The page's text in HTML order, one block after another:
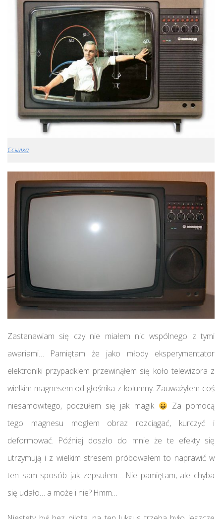
Ссылка
Zastanawiam się czy nie miałem nic wspólnego z tymi
awariami… Pamiętam że jako młody eksperymentator
elektroniki przypadkiem przewinąłem się koło telewizora z
wielkim magnesem od głośnika z kolumny. Zauważyłem coś
niesamowitego, poczułem się jak magik
Za pomocą
tego magnesu mogłem obraz rozciągać, kurczyć i
deformować. Później doszło do mnie że te efekty się
utrzymują i z wielkim stresem próbowałem to naprawić w
ten sam sposób jak zepsułem… Nie pamiętam, ale chyba
się udało… a może i nie? Hmm…